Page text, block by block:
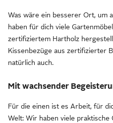
Was wäre ein besserer Ort, um
haben für dich viele
zertifiziertem Hartholz
Kissenbezüge aus zertifizierter
natürlich auch.
Mit wachsender
Für die einen ist es Arbeit, für
Welt: Wir haben viele